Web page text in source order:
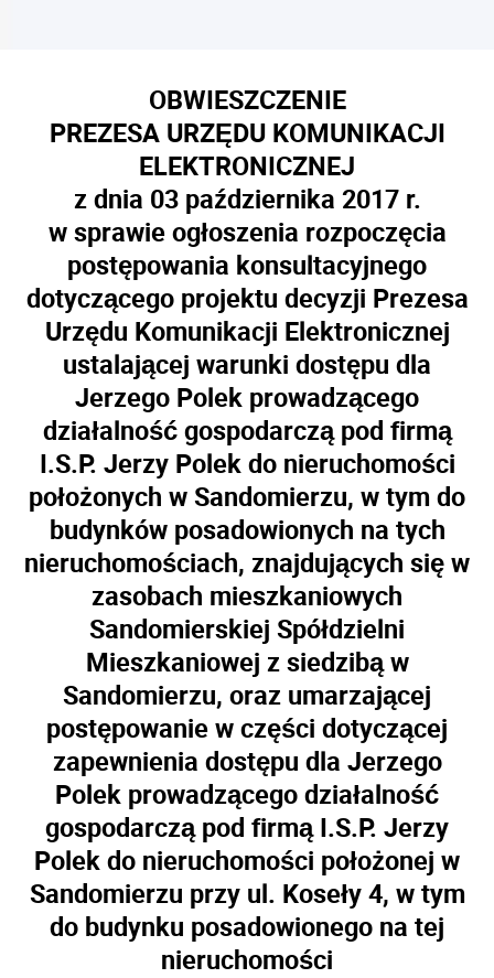
OBWIESZCZENIE
PREZESA URZĘDU KOMUNIKACJI
ELEKTRONICZNEJ
z dnia 03 października 2017 r.
w sprawie ogłoszenia rozpoczęcia
postępowania konsultacyjnego
dotyczącego projektu decyzji Prezesa
Urzędu Komunikacji Elektronicznej
ustalającej warunki dostępu dla
Jerzego Polek prowadzącego
działalność gospodarczą pod firmą
I.S.P. Jerzy Polek do nieruchomości
położonych w Sandomierzu, w tym do
budynków posadowionych na tych
nieruchomościach, znajdujących się w
zasobach mieszkaniowych
Sandomierskiej Spółdzielni
Mieszkaniowej z siedzibą w
Sandomierzu, oraz umarzającej
postępowanie w części dotyczącej
zapewnienia dostępu dla Jerzego
Polek prowadzącego działalność
gospodarczą pod firmą I.S.P. Jerzy
Polek do nieruchomości położonej w
Sandomierzu przy ul. Koseły 4, w tym
do budynku posadowionego na tej
nieruchomości